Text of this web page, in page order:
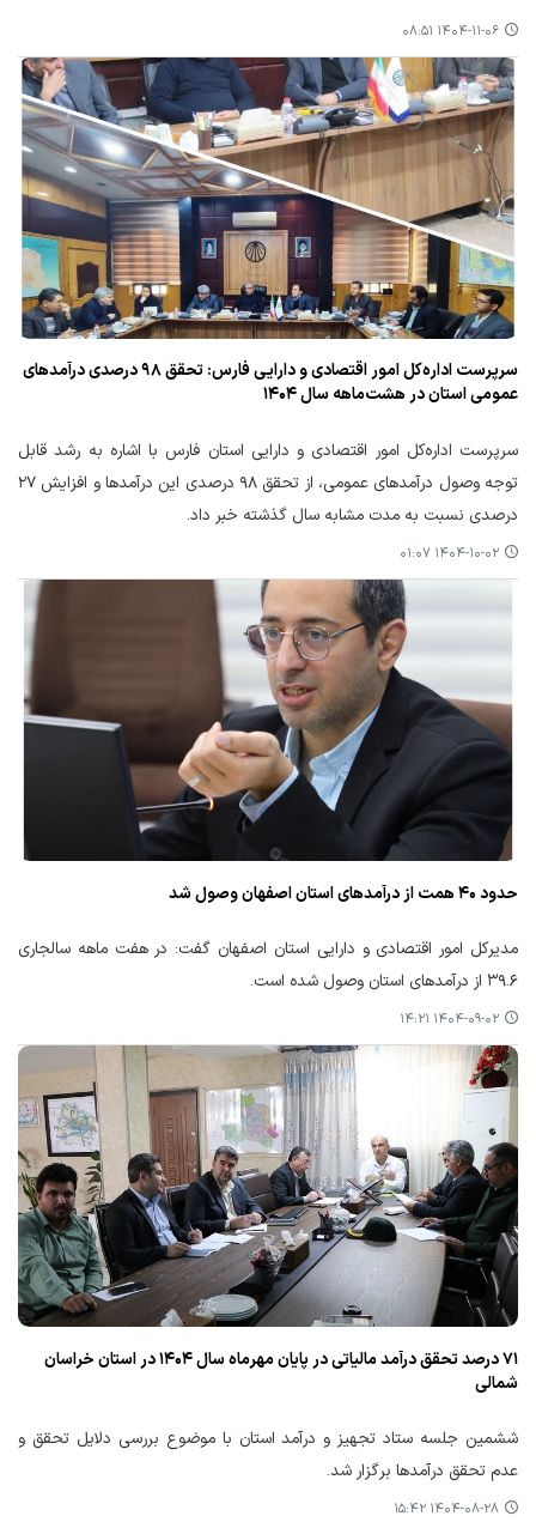
۱۴۰۴-۱۱-۰۶ ۰۸:۵۱
سرپرست اداره‌کل امور اقتصادی و دارایی فارس: تحقق ۹۸ درصدی درآمدهای
عمومی استان در هشت‌ماهه سال ۱۴۰۴
سرپرست اداره‌کل امور اقتصادی و دارایی استان فارس با اشاره به رشد قابل
توجه وصول درآمدهای عمومی، از تحقق ۹۸ درصدی این درآمدها و افزایش ۲۷
درصدی نسبت به مدت مشابه سال گذشته خبر داد.
۱۴۰۴-۱۰-۰۲ ۰۱:۰۷
حدود ۴۰ همت از درآمدهای استان اصفهان وصول شد
مدیرکل امور اقتصادی و دارایی استان اصفهان گفت: در هفت ماهه سالجاری
۳۹.۶ از درآمدهای استان وصول شده است.
۱۴۰۴-۰۹-۰۲ ۱۴:۲۱
۷۱ درصد تحقق درآمد مالیاتی در پایان مهرماه سال ۱۴۰۴ در استان خراسان
شمالی
ششمین جلسه ستاد تجهیز و درآمد استان با موضوع بررسی دلایل تحقق و
عدم تحقق درآمدها برگزار شد.
۱۴۰۴-۰۸-۲۸ ۱۵:۴۲